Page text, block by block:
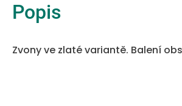
Popis
Zvony ve zlaté variantě. Balení